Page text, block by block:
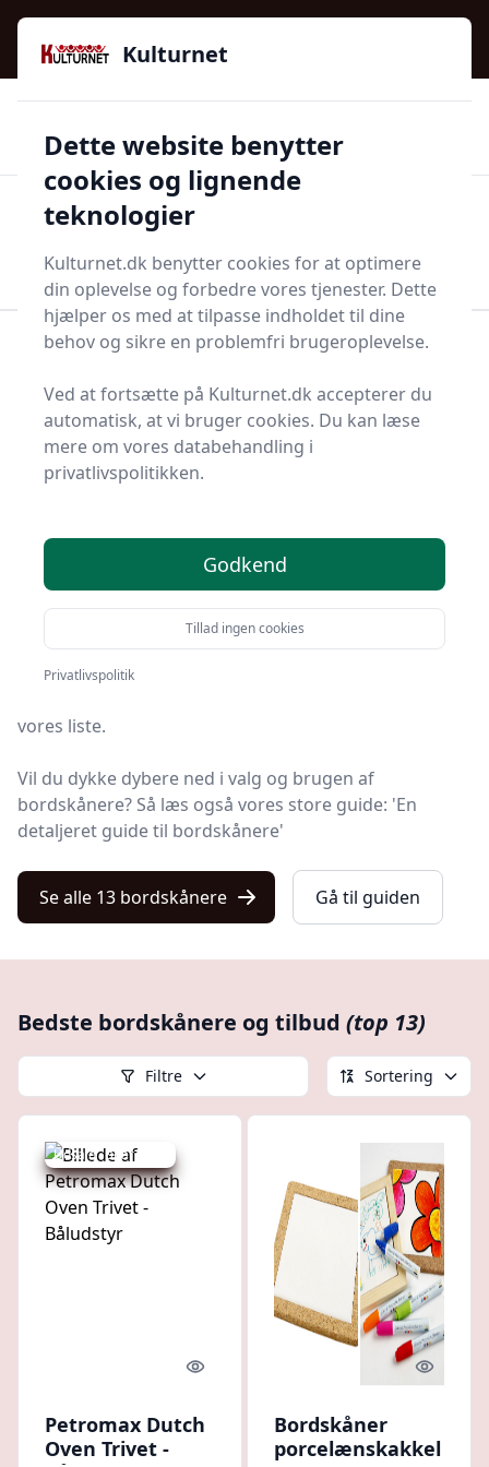
Kulturnet - Alt Det Gode I Livet | Din Kulturguide Siden
2016
97 kategorier 👍Kun godkendte butikker
Start søgning
Bolig og indretning
Køkken og spisestue
Bedste bordskånere og
tilbud - top 13
Find de bedste bordskånere på Kulturnet! Vi har
udvalgt 13 top-produkter, så du er sikret kvalitet og
værdi.
Så uanset om du vægter høj kvalitet, allerede har en
specifik model i tankerne, leder efter gode priser eller
vores liste.
Vil du dykke dybere ned i valg og brugen af
bordskånere? Så læs også vores store guide: 'En
detaljeret guide til bordskånere'
Se alle 13 bordskånere Gå til guiden
Bedste bordskånere og tilbud (top 13)
Filtre Sortering
Udsalg - spar 20 %
Quick look
Petromax Dutch
Oven Trivet -
Quick
Bordskåner
porcelænskakkel
Kulturnet
Dette website benytter
cookies og lignende
teknologier
Kulturnet.dk benytter cookies for at optimere
din oplevelse og forbedre vores tjenester. Dette
hjælper os med at tilpasse indholdet til dine
behov og sikre en problemfri brugeroplevelse.
Ved at fortsætte på Kulturnet.dk accepterer du
automatisk, at vi bruger cookies. Du kan læse
mere om vores databehandling i
privatlivspolitikken.
Godkend
Tillad ingen cookies
Privatlivspolitik